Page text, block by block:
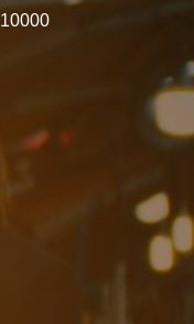
10000